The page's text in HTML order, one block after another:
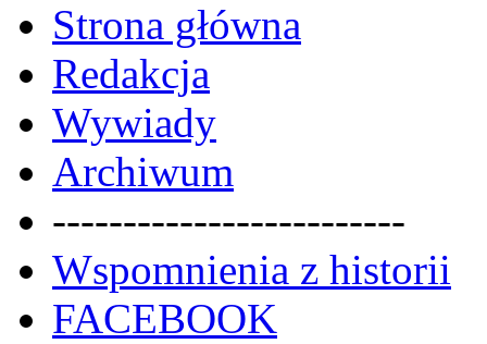
Strona główna
Redakcja
Wywiady
Archiwum
-------------------------
Wspomnienia z historii
FACEBOOK